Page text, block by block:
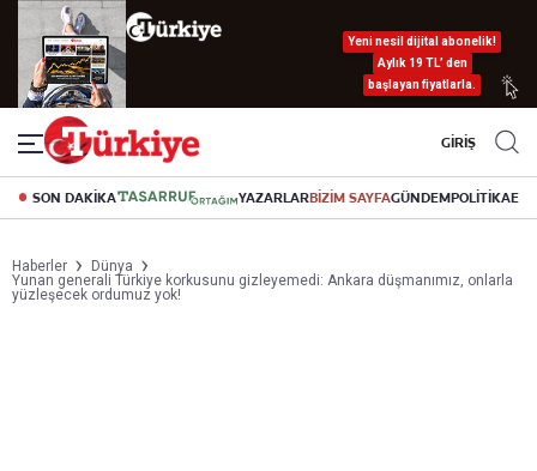
Yeni nesil dijital abonelik!
Aylık 19 TL’ den
başlayan fiyatlarla.
GİRİŞ
SON DAKİKA YAZARLARBİZİM SAYFAGÜNDEMPOLİTİKA
Haberler
Dünya
Yunan generali Türkiye korkusunu gizleyemedi: Ankara düşmanımız, onlarla
yüzleşecek ordumuz yok!